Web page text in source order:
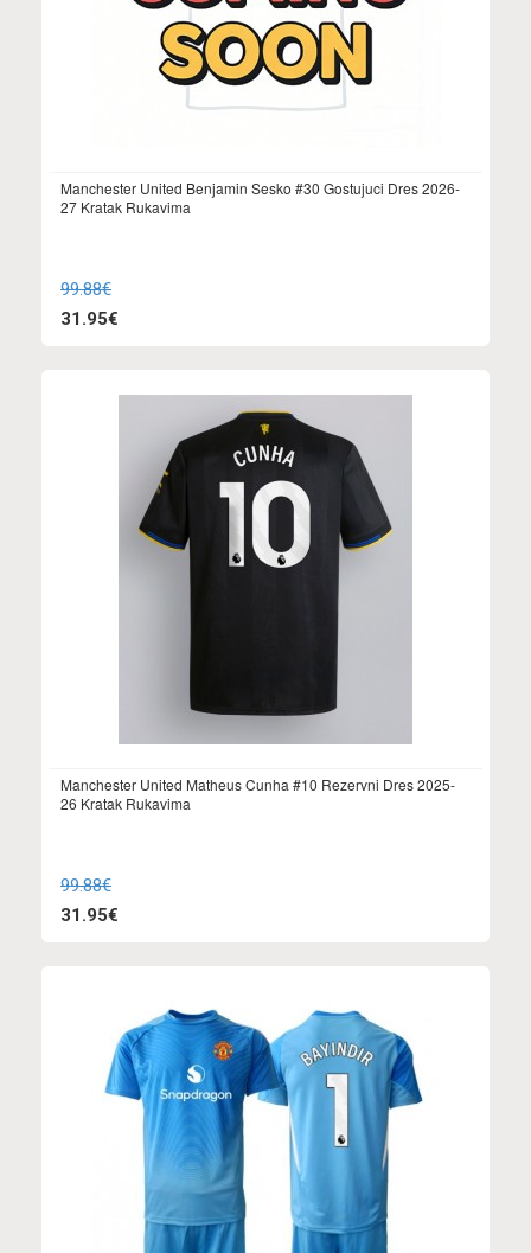
Manchester United Benjamin Sesko #30 Gostujuci Dres 2026-
27 Kratak Rukavima
99.88€
31.95€
Manchester United Matheus Cunha #10 Rezervni Dres 2025-
26 Kratak Rukavima
99.88€
31.95€